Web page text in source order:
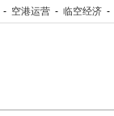
- 空港运营 - 临空经济 -